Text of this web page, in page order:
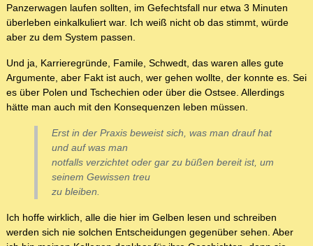
Panzerwagen laufen sollten, im Gefechtsfall nur etwa 3 Minuten
überleben einkalkuliert war. Ich weiß nicht ob das stimmt, würde
aber zu dem System passen.
Und ja, Karrieregründe, Famile, Schwedt, das waren alles gute
Argumente, aber Fakt ist auch, wer gehen wollte, der konnte es. Sei
es über Polen und Tschechien oder über die Ostsee. Allerdings
hätte man auch mit den Konsequenzen leben müssen.
Erst in der Praxis beweist sich, was man drauf hat
und auf was man
notfalls verzichtet oder gar zu büßen bereit ist, um
seinem Gewissen treu
zu bleiben.
Ich hoffe wirklich, alle die hier im Gelben lesen und schreiben
werden sich nie solchen Entscheidungen gegenüber sehen. Aber